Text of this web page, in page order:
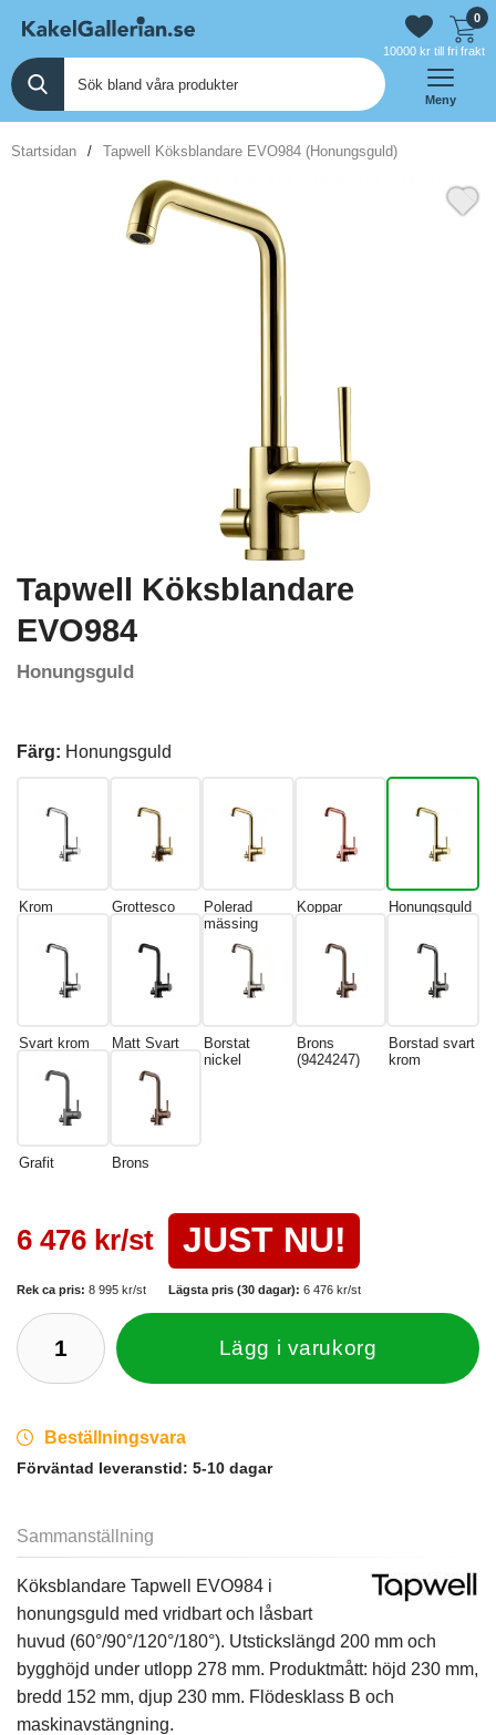
0
10000 kr till fri frakt
Meny
Startsidan Tapwell Köksblandare EVO984 (Honungsguld)
Tapwell Köksblandare
EVO984
Honungsguld
Färg: Honungsguld
Krom Grottesco
Polerad
mässing
Koppar Honungsguld
Svart krom Matt Svart
Borstat
nickel
Brons
(9424247)
Borstad svart
krom
Grafit Brons
6 476 kr/st JUST NU!
Rek ca pris: 8 995 kr/st Lägsta pris (30 dagar): 6 476 kr/st
Lägg i varukorg
Beställningsvara
Förväntad leveranstid: 5-10 dagar
Sammanställning
Köksblandare Tapwell EVO984 i
honungsguld med vridbart och låsbart
huvud (60°/90°/120°/180°). Utstickslängd 200 mm och
bygghöjd under utlopp 278 mm. Produktmått: höjd 230 mm,
bredd 152 mm, djup 230 mm. Flödesklass B och
maskinavstängning.